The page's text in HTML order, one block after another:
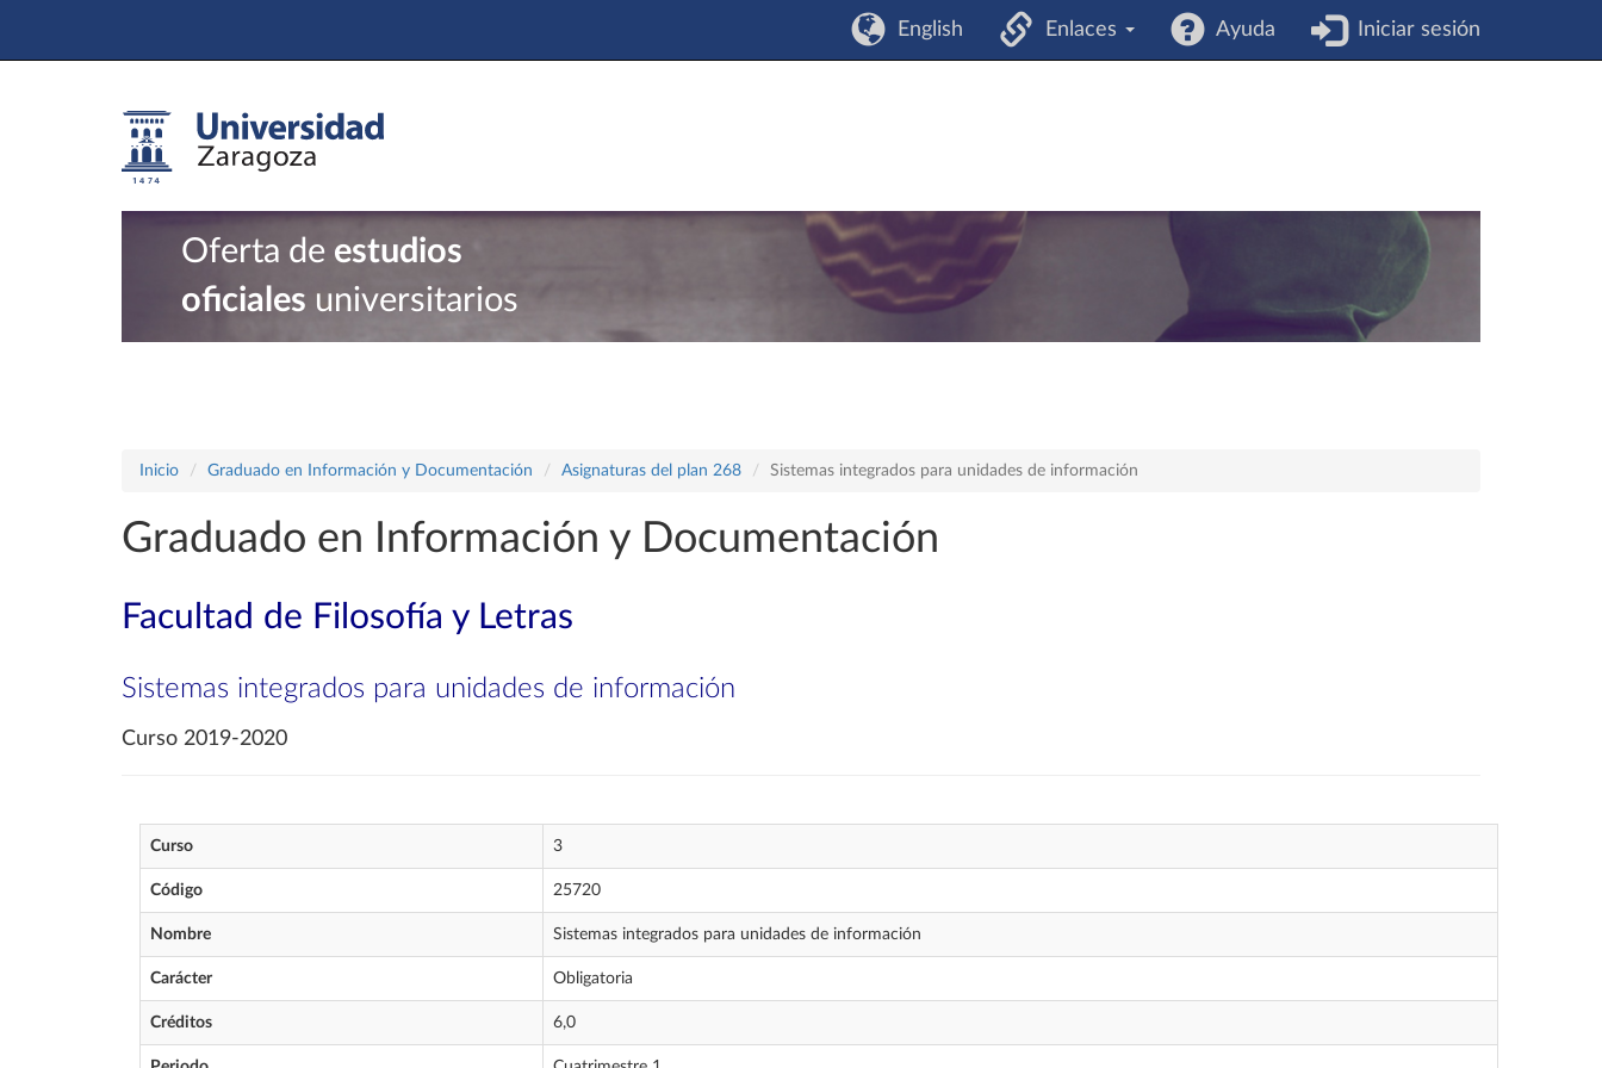
English Enlaces Ayuda Iniciar sesión
Oferta de estudios
oficiales universitarios
Inicio Graduado en Información y Documentación Asignaturas del plan 268 Sistemas integrados para unidades de información
Graduado en Información y Documentación
Facultad de Filosofía y Letras
Sistemas integrados para unidades de información
Curso 2019-2020
Curso 3
Código 25720
Nombre Sistemas integrados para unidades de información
Carácter Obligatoria
Créditos 6,0